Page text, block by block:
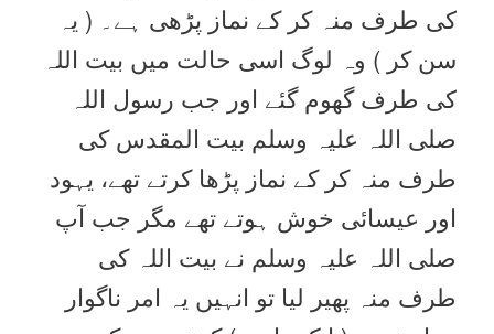
کی طرف منہ کر کے نماز پڑھی ہے۔ ( یہ
سن کر ) وہ لوگ اسی حالت میں بیت اللہ
کی طرف گھوم گئے اور جب رسول اللہ
صلی اللہ علیہ وسلم بیت المقدس کی
طرف منہ کر کے نماز پڑھا کرتے تھے، یہود
اور عیسائی خوش ہوتے تھے مگر جب آپ
صلی اللہ علیہ وسلم نے بیت اللہ کی
طرف منہ پھیر لیا تو انہیں یہ امر ناگوار